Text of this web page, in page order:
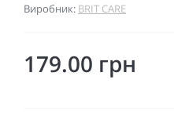
Виробник: BRIT CARE
179.00 грн